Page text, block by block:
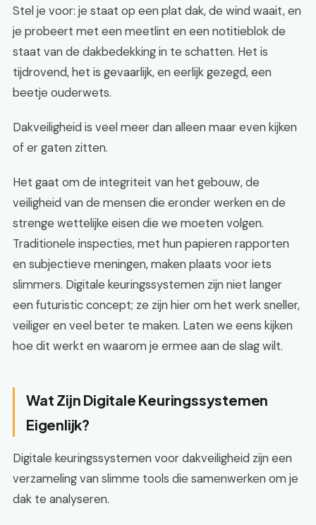
Stel je voor: je staat op een plat dak, de wind waait, en
je probeert met een meetlint en een notitieblok de
staat van de dakbedekking in te schatten. Het is
tijdrovend, het is gevaarlijk, en eerlijk gezegd, een
beetje ouderwets.
Dakveiligheid is veel meer dan alleen maar even kijken
of er gaten zitten.
Het gaat om de integriteit van het gebouw, de
veiligheid van de mensen die eronder werken en de
strenge wettelijke eisen die we moeten volgen.
Traditionele inspecties, met hun papieren rapporten
en subjectieve meningen, maken plaats voor iets
slimmers. Digitale keuringssystemen zijn niet langer
een futuristic concept; ze zijn hier om het werk sneller,
veiliger en veel beter te maken. Laten we eens kijken
hoe dit werkt en waarom je ermee aan de slag wilt.
Wat Zijn Digitale Keuringssystemen
Eigenlijk?
Digitale keuringssystemen voor dakveiligheid zijn een
verzameling van slimme tools die samenwerken om je
dak te analyseren.